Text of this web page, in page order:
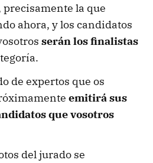
la que
ahora, y los candidatos
serán los finalistas
de expertos que os
emitirá sus
que vosotros
del jurado se